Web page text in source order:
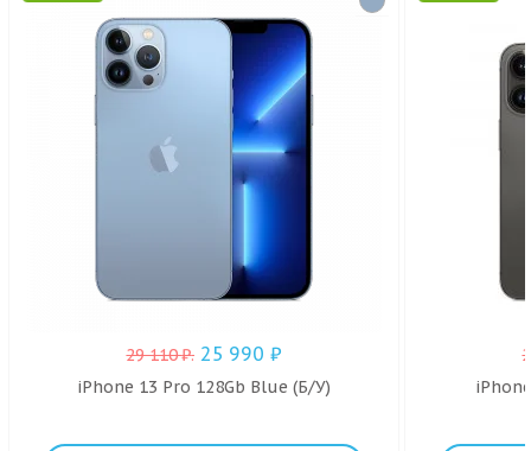
29 110₽. 25 990 ₽
iPhone 13 Pro 128Gb Blue (Б/У)